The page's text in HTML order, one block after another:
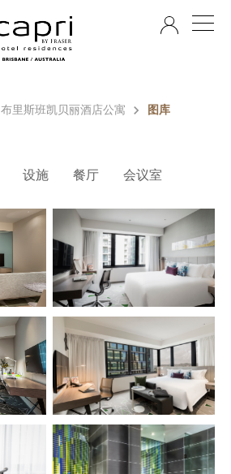
布里斯班凯贝丽酒店公寓 图库
设施 餐厅 会议室